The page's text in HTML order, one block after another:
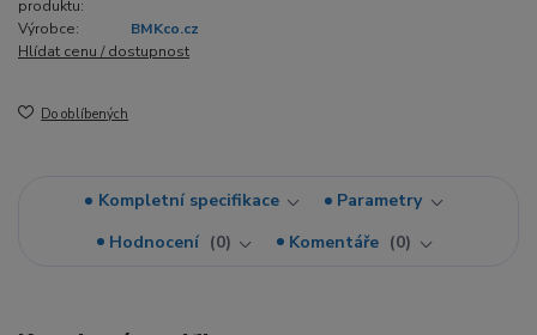
produktu:
Výrobce:
BMKco.cz
Hlídat cenu / dostupnost
Do oblíbených
Kompletní specifikace
Parametry
Hodnocení
0 Komentáře 0